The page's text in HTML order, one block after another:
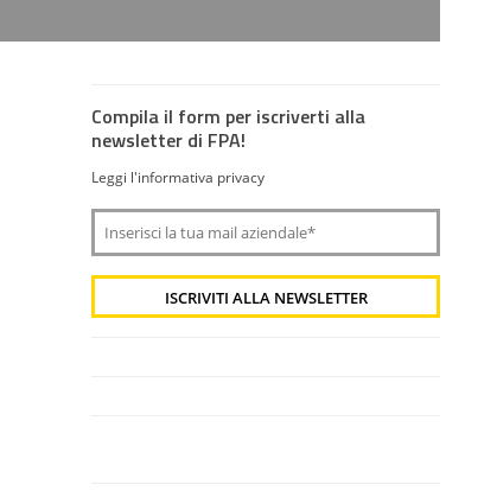
Compila il form per iscriverti alla
newsletter di FPA!
Leggi l'informativa privacy